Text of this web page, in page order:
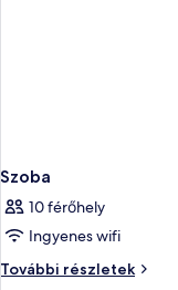
Szoba
10 férőhely
Ingyenes wifi
További részletek
Szoba